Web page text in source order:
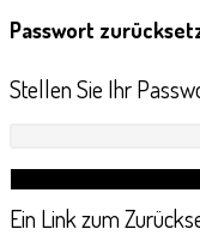
Passwort
Stellen Sie Ihr
Ein Link zum